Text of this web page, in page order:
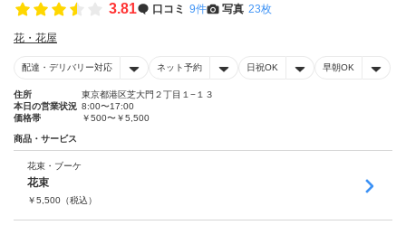
3.81 口コミ 9件 写真 23枚
花・花屋
配達・デリバリー対応 ネット予約 日祝OK 早朝OK
住所
東京都港区芝大門２丁目１−１３
本日の営業状況 8:00〜17:00
価格帯
￥500〜￥5,500
商品・サービス
花束・ブーケ
花束
￥5,500 （税込）